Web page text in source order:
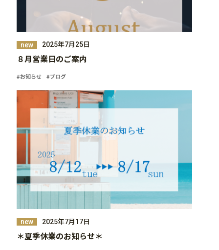
new 2025年7月25日
８月営業日のご案内
#お知らせ #ブログ
new 2025年7月17日
＊夏季休業のお知らせ＊